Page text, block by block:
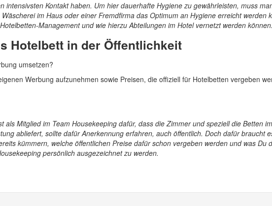
Kontakt haben. Um hier dauerhafte Hygiene zu gewährleisten, muss
im Haus oder einer Fremdfirma das Optimum an Hygiene erreicht werden
Management und wie hierzu Abteilungen im Hotel vernetzt werden können.
Hotelbett in der Öffentlichkeit
umsetzen?
Werbung aufzunehmen sowie Preisen, die offiziell für Hotelbetten vergeben
Mitglied im Team Housekeeping dafür, dass die Zimmer und speziell die Betten
abliefert, sollte dafür Anerkennung erfahren, auch öffentlich. Doch dafür braucht
kümmern, welche öffentlichen Preise dafür schon vergeben werden und was Du
persönlich ausgezeichnet zu werden.